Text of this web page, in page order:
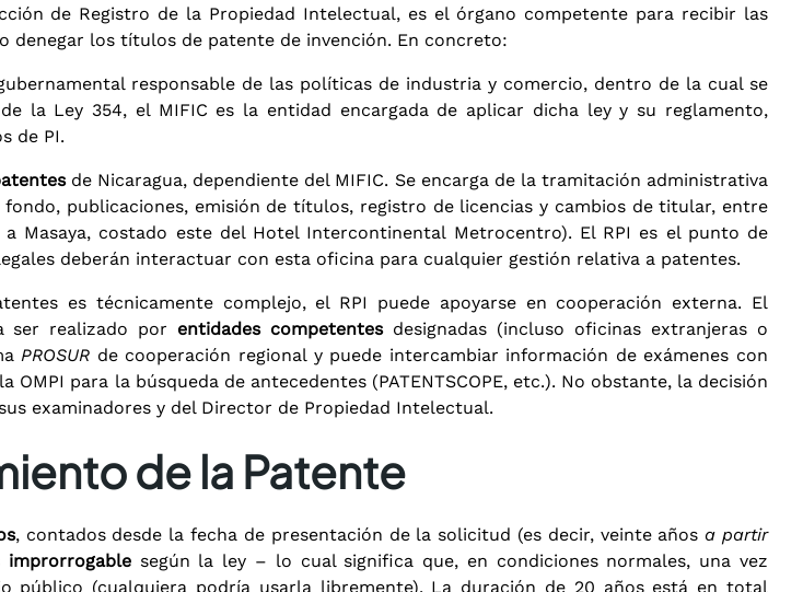
de Registro de la Propiedad Intelectual, es el órgano competente para recibir las
denegar los títulos de patente de invención. En concreto:
responsable de las políticas de industria y comercio, dentro de la cual se
la Ley 354, el MIFIC es la entidad encargada de aplicar dicha ley y su reglamento,
de PI.
de Nicaragua, dependiente del MIFIC. Se encarga de la tramitación administrativa
publicaciones, emisión de títulos, registro de licencias y cambios de titular, entre
Masaya, costado este del Hotel Intercontinental Metrocentro). El RPI es el punto de
deberán interactuar con esta oficina para cualquier gestión relativa a patentes.
es técnicamente complejo, el RPI puede apoyarse en cooperación externa. El
ser realizado por entidades competentesdesignadas (incluso oficinas extranjeras o
PROSUR de cooperación regional y puede intercambiar información de exámenes con
para la búsqueda de antecedentes (PATENTSCOPE, etc.). No obstante, la decisión
examinadores y del Director de Propiedad Intelectual.
de la Patente
, contados desde la fecha de presentación de la solicitud (es decir, veinte añosa partir
improrrogablesegún la ley – lo cual significa que, en condiciones normales, una vez
(cualquiera podría usarla libremente). La duración de 20 años está en total